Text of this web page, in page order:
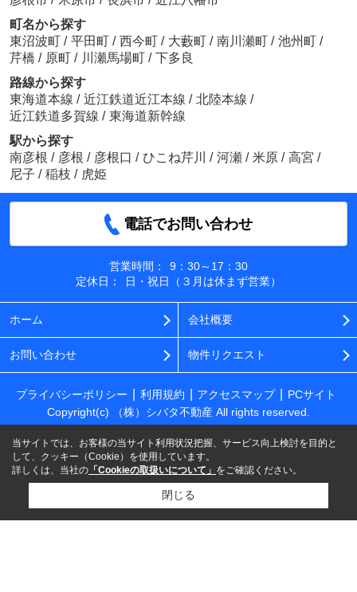
町名から探す
東沼波町 / 平田町 / 西今町 / 大藪町 / 南川瀬町 / 池州町 /
芹橋 / 原町 / 川瀬馬場町 / 下多良
路線から探す
東海道本線 / 近江鉄道近江本線 / 北陸本線 /
近江鉄道多賀線 / 東海道新幹線
駅から探す
南彦根 / 彦根 / 彦根口 / ひこね芹川 / 河瀬 / 米原 / 高宮 /
尼子 / 稲枝 / 虎姫
電話でお問い合わせ
営業時間：
9：30～17：30
定休日：
日・祝日（３月は休まず営業）
ホーム 会社概要
お問い合わせ 物件リクエスト
プライバシーポリシー 利用規約 アクセスマップ
PCサイト
Copyright(c) （株）シバタ不動産 All rights reserved.
当サイトでは、お客様の当サイト利用状況把握、サービス向上検討を目的と
して、クッキー（Cookie）を使用しています。
詳しくは、当社の 「Cookieの取扱いについて」 をご確認ください。
閉じる